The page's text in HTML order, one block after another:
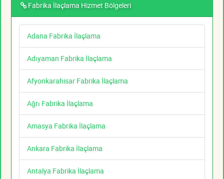
Fabrika İlaçlama Hizmet Bölgeleri
Adana Fabrika İlaçlama
Adıyaman Fabrika İlaçlama
Afyonkarahisar Fabrika İlaçlama
Ağrı Fabrika İlaçlama
Amasya Fabrika İlaçlama
Ankara Fabrika İlaçlama
Antalya Fabrika İlaçlama